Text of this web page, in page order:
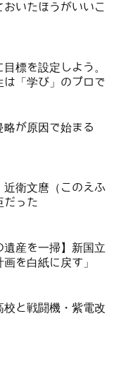
いたほうがいいこ
標を設定しよう。
「学び」のプロで
が原因で始まる
近衛文麿（このえふ
だった
遺産を一掃】新国立
を白紙に戻す」
校と戦闘機・紫電改